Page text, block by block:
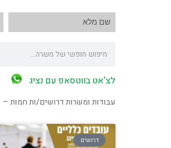
לצ'אט בווטסאפ עם נציג
עבודות ומשרות דרושים/ות חמות –
דרושים